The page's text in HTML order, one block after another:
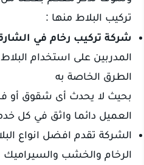
تركيب البلاط منها :
شركة تركيب رخام في
المدربين على استخدام
الطرق الخاصة به
بحيث لا يحدث أى شقوق أو
العميل دائما واثق في كل
الشركة تقدم افضل انواع
الرخام والخشب والسيراميك